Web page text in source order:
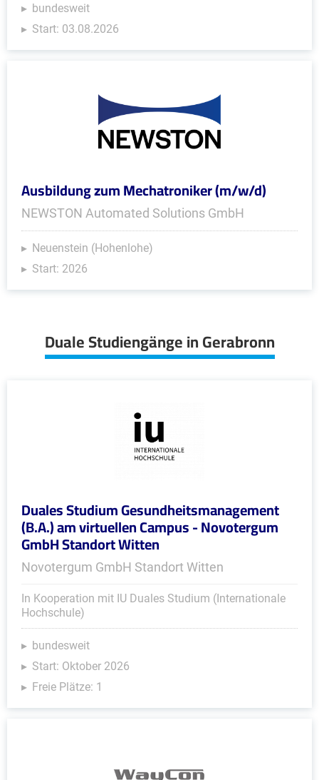
bundesweit
Start: 03.08.2026
Ausbildung zum Mechatroniker (m/w/d)
NEWSTON Automated Solutions GmbH
Neuenstein (Hohenlohe)
Start: 2026
Duale Studiengänge in Gerabronn
Duales Studium Gesundheitsmanagement
(B.A.) am virtuellen Campus - Novotergum
GmbH Standort Witten
Novotergum GmbH Standort Witten
In Kooperation mit IU Duales Studium (Internationale
Hochschule)
bundesweit
Start: Oktober 2026
Freie Plätze: 1